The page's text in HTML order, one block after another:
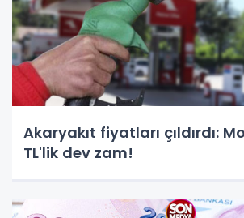
Akaryakıt fiyatları çıldırdı:
TL'lik dev zam!